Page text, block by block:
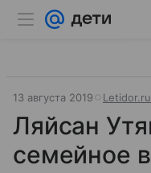
13 августа 2019 Letidor.ru
Ляйсан
семейное